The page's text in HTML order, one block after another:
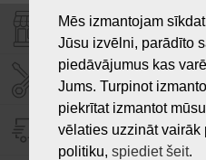
VEIKALI "LAIKS"
SERVISA CENTRS
PIEGĀDE
Mēs izmantojam
Jūsu izvēlni, parādīto
piedāvājumus kas
Jums. Turpinot
piekrītat izmantot
vēlaties uzzināt vairāk
politiku, spiediet šeit.